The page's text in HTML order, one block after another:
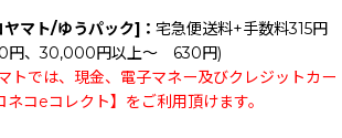
マト/ゆうパック]： 宅急便送料+手数料315円
円、30,000円以上～ 630円)
トでは、現金、電子マネー及びクレジットカー
ネコeコレクト】をご利用頂けます。